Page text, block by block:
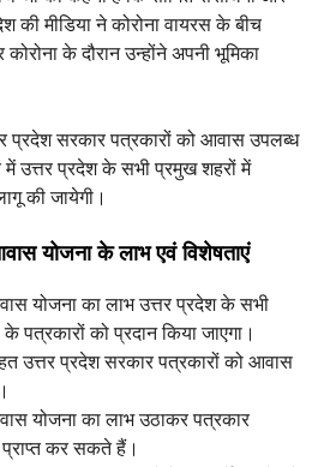
की मीडिया ने कोरोना वायरस के बीच
के दौरान उन्होंने अपनी भूमिका
प्रदेश सरकार पत्रकारों को आवास उपलब्ध
उत्तर प्रदेश के सभी प्रमुख शहरों में
की जायेगी।
योजना के लाभ एवं विशेषताएं
योजना का लाभ उत्तर प्रदेश के सभी
पत्रकारों को प्रदान किया जाएगा।
उत्तर प्रदेश सरकार पत्रकारों को आवास
योजना का लाभ उठाकर पत्रकार
कर सकते हैं।